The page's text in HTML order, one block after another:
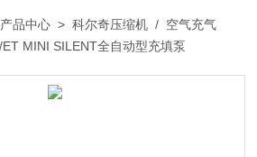
产品中心 >科尔奇压缩机 / 空气充气
MINI SILENT全自动型充填泵